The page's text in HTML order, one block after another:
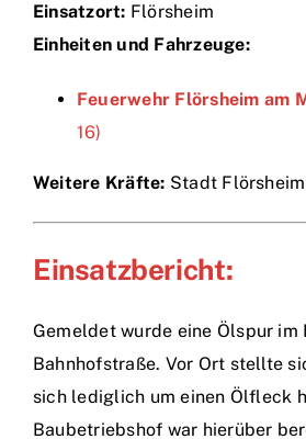
Einsatzort: Flörsheim
Einheiten und Fahrzeuge:
Feuerwehr Flörsheim am
16)
Weitere Kräfte: Stadt
Einsatzbericht:
Gemeldet wurde eine Ölspur im
Bahnhofstraße. Vor Ort stellte
sich lediglich um einen Ölfleck
Baubetriebshof war hierüber